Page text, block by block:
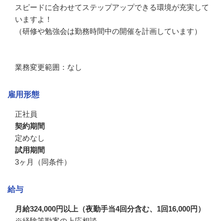
スピードに合わせてステップアップできる環境が充実して
いますよ！
（研修や勉強会は勤務時間中の開催を計画しています）
業務変更範囲：なし
雇用形態
正社員
契約期間
定めなし
試用期間
3ヶ月（同条件）
給与
月給324,000円以上（夜勤手当4回分含む、1回16,000円）